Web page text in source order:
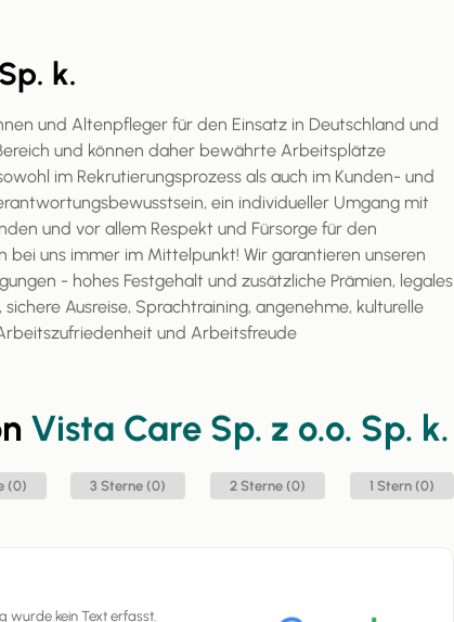
k.
und Altenpfleger für den Einsatz in Deutschland und
und können daher bewährte Arbeitsplätze
im Rekrutierungsprozess als auch im Kunden- und
ein individueller Umgang mit
und vor allem Respekt und Fürsorge für den
bei uns immer im Mittelpunkt! Wir garantieren unseren
- hohes Festgehalt und zusätzliche Prämien, legales
Ausreise, Sprachtraining, angenehme, kulturelle
und Arbeitsfreude
Vista Care Sp. z o.o. Sp. k.
(0) 3 Sterne (0) 2 Sterne (0) 1 Stern (0)
wurde kein Text erfasst.